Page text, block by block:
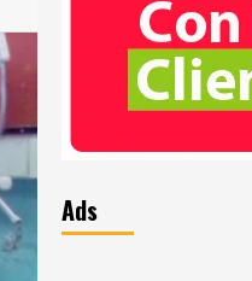
Ads